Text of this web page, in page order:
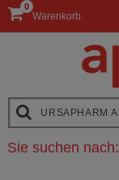
Warenkorb
0
Sie suchen nach: